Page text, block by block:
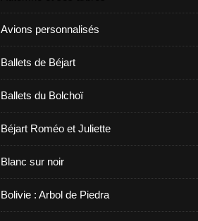
Avions personnalisés
Ballets de Béjart
Ballets du Bolchoï
Béjart Roméo et Juliette
Blanc sur noir
Bolivie : Arbol de Piedra